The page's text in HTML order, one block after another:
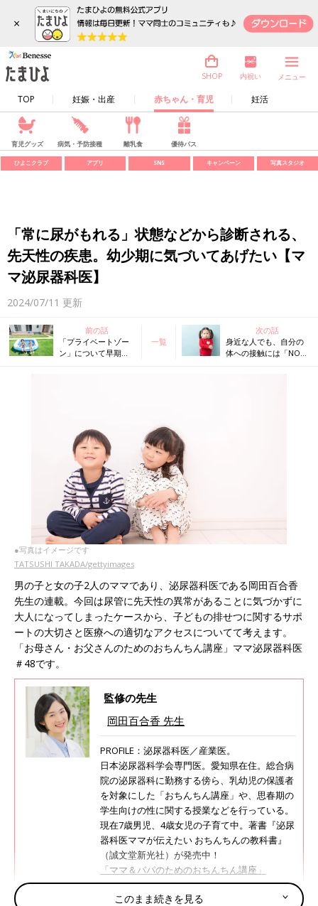
×
TOP 妊娠・出産 赤ちゃん・育児 妊活
SHOP 内祝い メニュー
育児グッズ 病気・予防接種 離乳食 優待パス
ひよこクラブ アプリ SNS キャンペーン 写真スタジオ
「常に尿がもれる」状態などから診断される、
先天性の疾患。幼少期に気づいてあげたい【マ
マ泌尿器科医】
2024/07/11 更新
前の話
「プライベートゾー
ン」について早期教
一覧
次の話
身近な人でも、自分の
体への接触には「NO」
●写真はイメージです
TATSUSHI TAKADA/gettyimages
男の子と女の子2人のママであり、泌尿器科医である岡田百合香
先生の連載。今回は尿管に先天性の異常があることに気づかずに
大人になってしまったケースから、子どもの排せつに関するサポ
ートの大切さと医療への適切なアクセスについてて考えます。
「お母さん・お父さんのためのおちんちん講座」ママ泌尿器科医
＃48です。
監修の先生
岡田百合香 先生
PROFILE：泌尿器科医／産業医。
日本泌尿器科学会専門医。愛知県在住。総合病
院の泌尿器科に勤務する傍ら、乳幼児の保護者
を対象にした「おちんちん講座」や、思春期の
学生向けの性に関する授業などを行っている。
現在7歳男児、4歳女児の子育て中。著書『泌尿
器科医ママが伝えたい おちんちんの教科書』
（誠文堂新光社）が発売中！
「ママ＆パパのためのおちんちん講座」
https://mama-ochinchin.com/
このまま続きを見る